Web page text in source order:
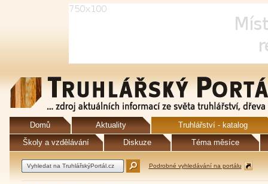
Domů Aktuality
Truhlářství - katalog
Školy a vzdělávání
Diskuze Téma měsíce
Podrobné vyhledávání na portálu